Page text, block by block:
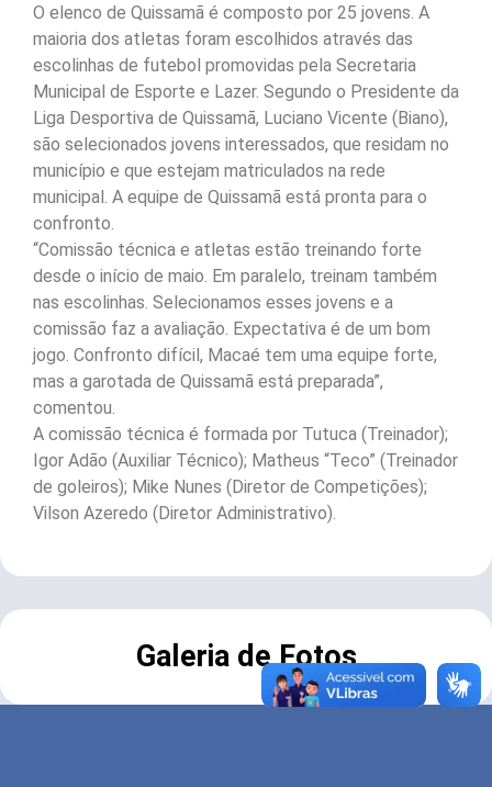
O elenco de Quissamã é composto por 25 jovens. A
maioria dos atletas foram escolhidos através das
escolinhas de futebol promovidas pela Secretaria
Municipal de Esporte e Lazer. Segundo o Presidente da
Liga Desportiva de Quissamã, Luciano Vicente (Biano),
são selecionados jovens interessados, que residam no
município e que estejam matriculados na rede
municipal. A equipe de Quissamã está pronta para o
confronto.
“Comissão técnica e atletas estão treinando forte
desde o início de maio. Em paralelo, treinam também
nas escolinhas. Selecionamos esses jovens e a
comissão faz a avaliação. Expectativa é de um bom
jogo. Confronto difícil, Macaé tem uma equipe forte,
mas a garotada de Quissamã está preparada”,
comentou.
A comissão técnica é formada por Tutuca (Treinador);
Igor Adão (Auxiliar Técnico); Matheus “Teco” (Treinador
de goleiros); Mike Nunes (Diretor de Competições);
Vilson Azeredo (Diretor Administrativo).
Galeria de Fotos